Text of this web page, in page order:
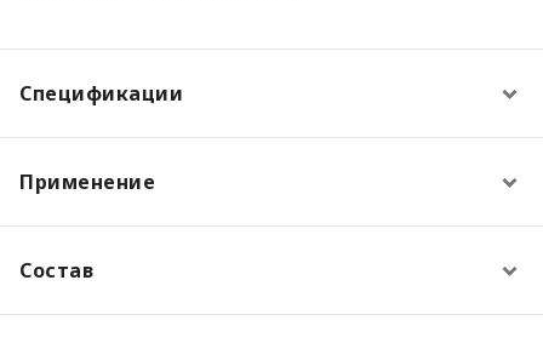
Спецификации
Применение
Состав